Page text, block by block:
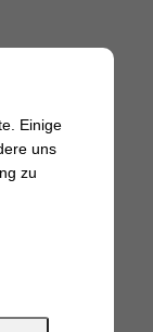
Einige
uns
zu